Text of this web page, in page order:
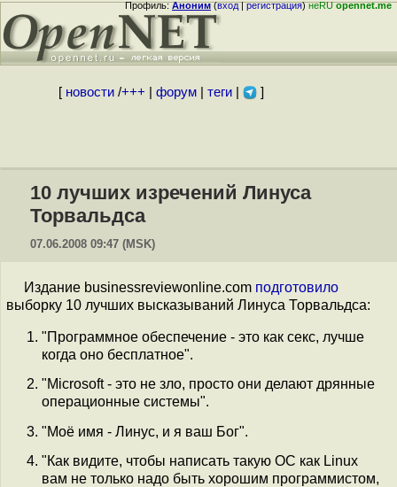
Профиль:Аноним(вход|регистрация)неRUopennet.me
[ новости/+++ форум| теги| ]
10 лучших изречений Линуса
Торвальдса
07.06.2008 09:47 (MSK)
Издание businessreviewonline.com подготовило
выборку 10 лучших высказываний Линуса Торвальдса:
"Программное обеспечение - это как секс, лучше
когда оно бесплатное".
"Microsoft - это не зло, просто они делают дрянные
операционные системы".
"Моё имя - Линус, и я ваш Бог".
"Как видите, чтобы написать такую ОС как Linux
вам не только надо быть хорошим программистом,